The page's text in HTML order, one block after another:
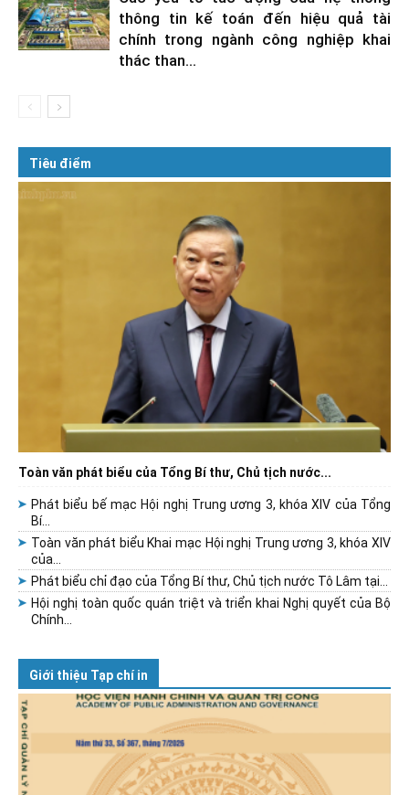
thông tin kế toán đến hiệu quả tài
chính trong ngành công nghiệp khai
thác than...
Tiêu điểm
Toàn văn phát biểu của Tổng Bí thư, Chủ tịch nước...
Phát biểu bế mạc Hội nghị Trung ương 3, khóa XIV của Tổng
Bí...
Toàn văn phát biểu Khai mạc Hội nghị Trung ương 3, khóa XIV
của...
Phát biểu chỉ đạo của Tổng Bí thư, Chủ tịch nước Tô Lâm tại...
Hội nghị toàn quốc quán triệt và triển khai Nghị quyết của Bộ
Chính...
Giới thiệu Tạp chí in